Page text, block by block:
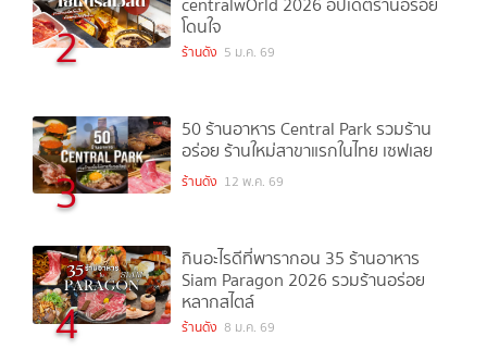
2
centralwOrld 2026 อัปเดตร้านอร่อย
โดนใจ
ร้านดัง 5 ม.ค. 69
3
50 ร้านอาหาร Central Park รวมร้าน
อร่อย ร้านใหม่สาขาแรกในไทย เซฟเลย
ร้านดัง 12 พ.ค. 69
4
กินอะไรดีที่พารากอน 35 ร้านอาหาร
Siam Paragon 2026 รวมร้านอร่อย
หลากสไตล์
ร้านดัง 8 ม.ค. 69